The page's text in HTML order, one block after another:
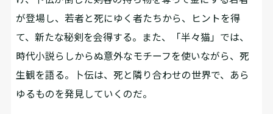
が登場し、若者と死にゆく者たちから、ヒントを得
て、新たな秘剣を会得する。また、「半々猫」では、
時代小説らしからぬ意外なモチーフを使いながら、死
生観を語る。卜伝は、死と隣り合わせの世界で、あら
ゆるものを発見していくのだ。